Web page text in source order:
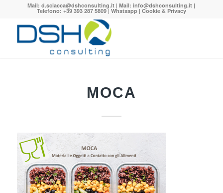
Mail:d.sciacca@dshconsulting.it | Mail:info@dshconsulting.it |
Telefono: +39 393 287 5809 | Whatsapp| Cookie & Privacy
MOCA